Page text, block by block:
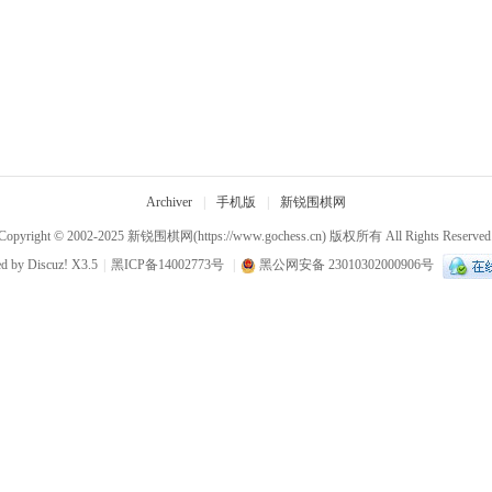
Archiver 手机版 新锐围棋网
© 2002-2025 新锐围棋网(https://www.gochess.cn) 版权所有 All Rights
by Discuz! X3.5 黑ICP备14002773号 黑公网安备 23010302000906号